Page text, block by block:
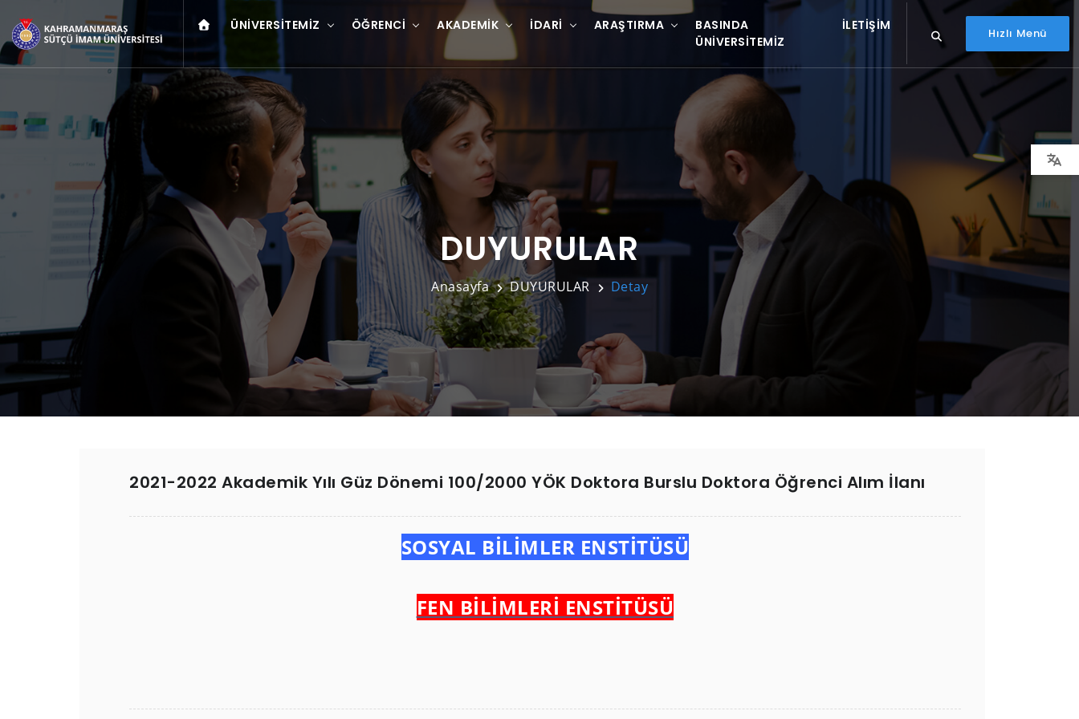
ÜNIVERSITEMIZ ÖĞRENCI AKADEMIK İDARI ARAŞTIRMA
BASINDA
ÜNIVERSITEMIZ
İLETIŞIM
Hızlı Menü
DUYURULAR
Anasayfa DUYURULAR Detay
2021-2022 Akademik Yılı Güz Dönemi 100/2000 YÖK Doktora Burslu Doktora Öğrenci Alım İlanı
SOSYAL BİLİMLER ENSTİTÜSÜ
FEN BİLİMLERİ ENSTİTÜSÜ